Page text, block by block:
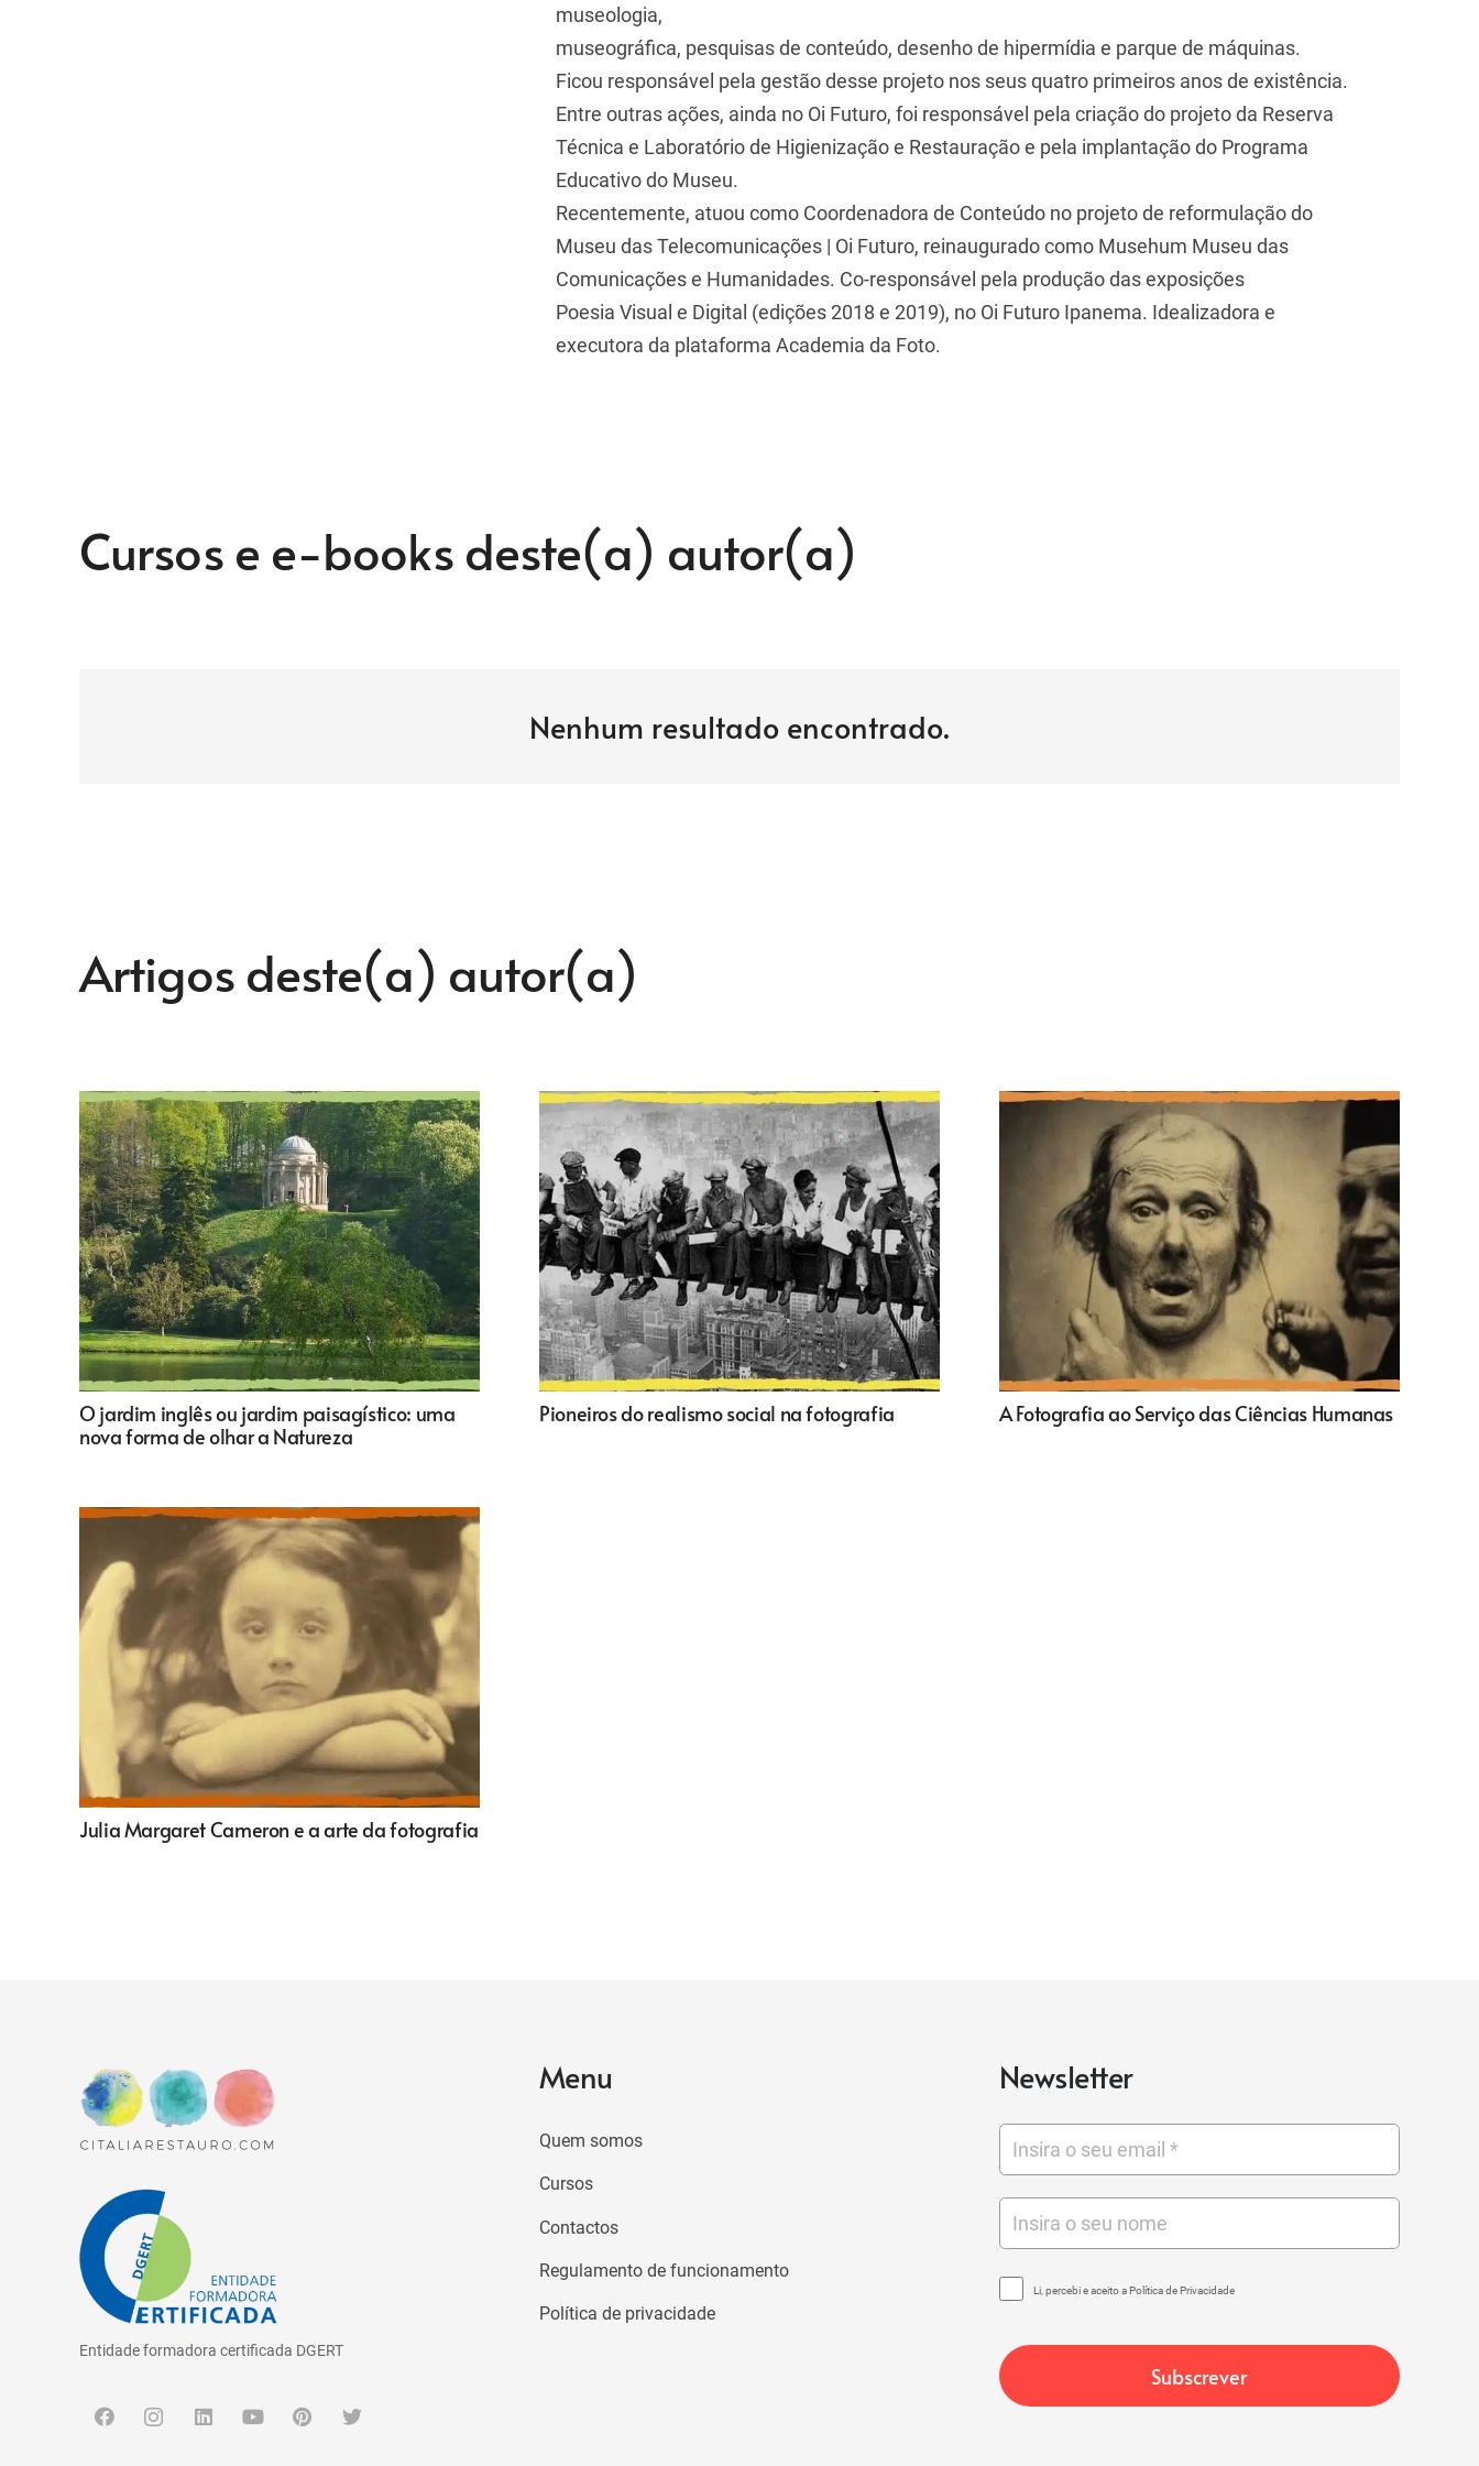
museologia,
museográfica, pesquisas de conteúdo, desenho de hipermídia e parque de máquinas.
Ficou responsável pela gestão desse projeto nos seus quatro primeiros anos de existência.
Entre outras ações, ainda no Oi Futuro, foi responsável pela criação do projeto da Reserva
Técnica e Laboratório de Higienização e Restauração e pela implantação do Programa
Educativo do Museu.
Recentemente, atuou como Coordenadora de Conteúdo no projeto de reformulação do
Museu das Telecomunicações | Oi Futuro, reinaugurado como Musehum Museu das
Comunicações e Humanidades. Co-responsável pela produção das exposições
Poesia Visual e Digital (edições 2018 e 2019), no Oi Futuro Ipanema. Idealizadora e
executora da plataforma Academia da Foto.
Cursos e e-books deste(a) autor(a)
Nenhum resultado encontrado.
Artigos deste(a) autor(a)
O jardim inglês ou jardim paisagístico: uma
nova forma de olhar a Natureza
Pioneiros do realismo social na fotografia A Fotografia ao Serviço das Ciências Humanas
Julia Margaret Cameron e a arte da fotografia
Entidade formadora certificada DGERT
Menu
Quem somos
Cursos
Contactos
Regulamento de funcionamento
Política de privacidade
Newsletter
Li, percebi e aceito a Política de Privacidade